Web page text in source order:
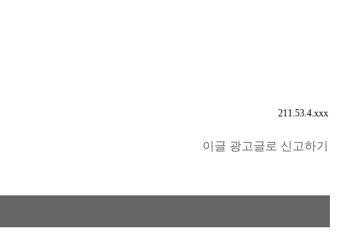
211.53.4.xxx
이글 광고글로 신고하기